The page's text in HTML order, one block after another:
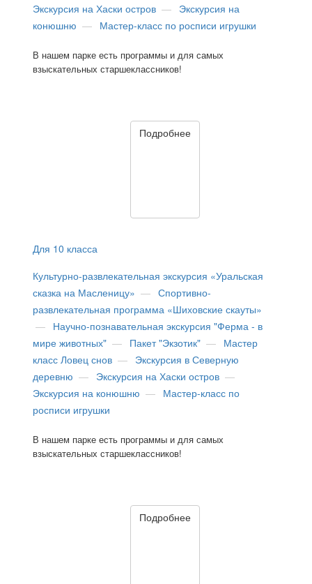
Экскурсия на Хаски остров — Экскурсия на
конюшню — Мастер-класс по росписи игрушки
В нашем парке есть программы и для самых
взыскательных старшеклассников!
Подробнее
Для 10 класса
Культурно-развлекательная экскурсия «Уральская
сказка на Масленицу» — Спортивно-
развлекательная программа «Шиховские скауты»
— Научно-познавательная экскурсия "Ферма - в
мире животных" — Пакет "Экзотик" — Мастер
класс Ловец снов — Экскурсия в Северную
деревню — Экскурсия на Хаски остров —
Экскурсия на конюшню — Мастер-класс по
росписи игрушки
В нашем парке есть программы и для самых
взыскательных старшеклассников!
Подробнее